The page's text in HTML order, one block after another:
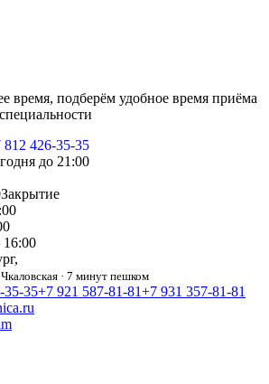
время, подберём удобное время приёма
812 426‑35‑35
до 21:00
Закрытие
· 7 минут пешком
+7 921 587‑81‑81+7 931 357‑81‑81